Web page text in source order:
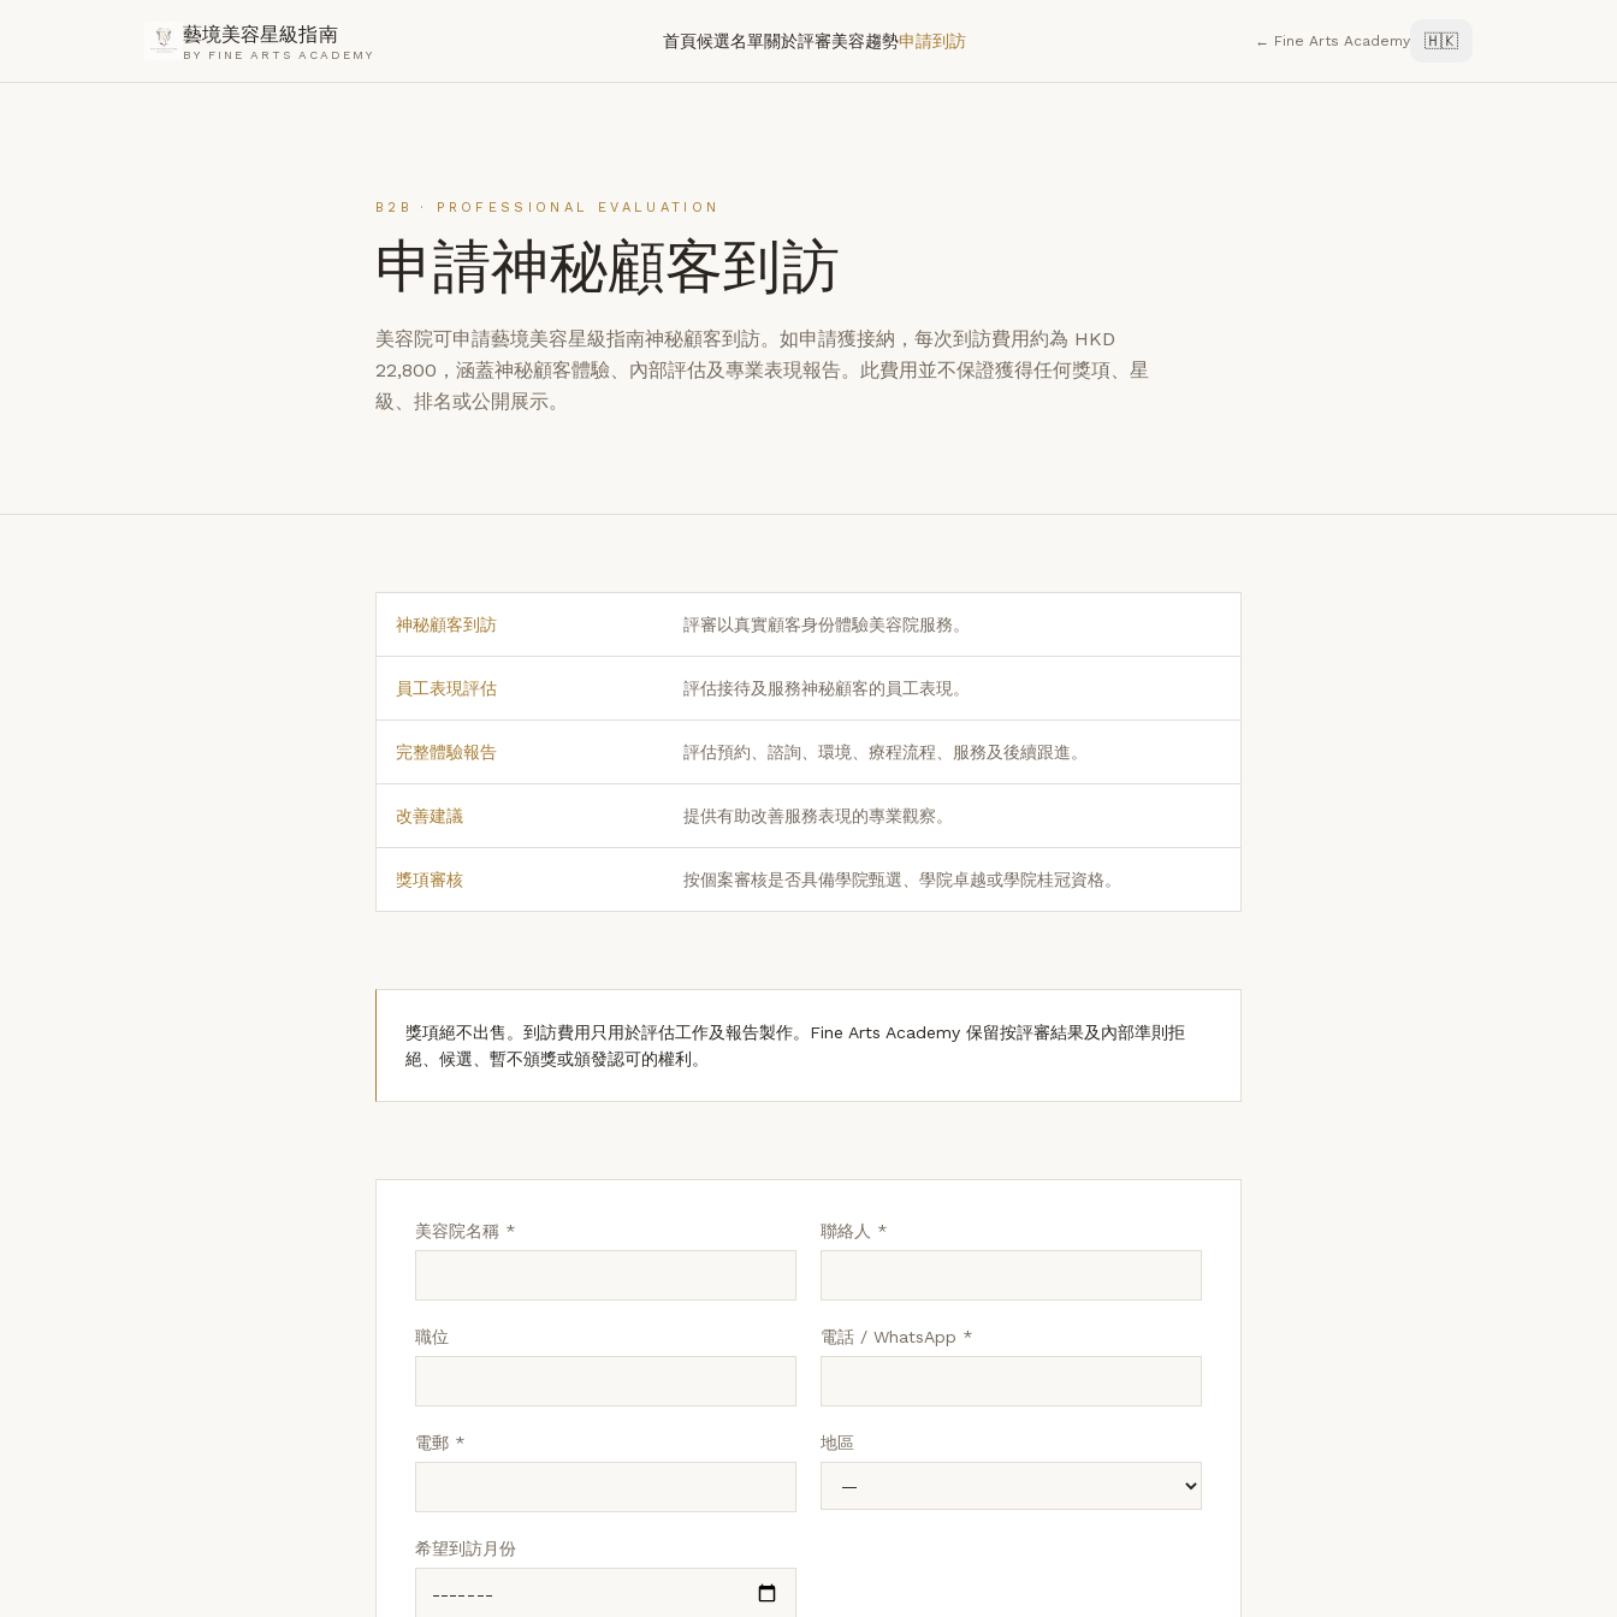
藝境美容星級指南
BY FINE ARTS ACADEMY
首頁候選名單關於評審美容趨勢申請到訪 ← Fine Arts Academy 🇭🇰
B2B · PROFESSIONAL EVALUATION
申請神秘顧客到訪
美容院可申請藝境美容星級指南神秘顧客到訪。如申請獲接納，每次到訪費用約為 HKD
22,800，涵蓋神秘顧客體驗、內部評估及專業表現報告。此費用並不保證獲得任何獎項、星
級、排名或公開展示。
神秘顧客到訪 評審以真實顧客身份體驗美容院服務。
員工表現評估 評估接待及服務神秘顧客的員工表現。
完整體驗報告 評估預約、諮詢、環境、療程流程、服務及後續跟進。
改善建議 提供有助改善服務表現的專業觀察。
獎項審核 按個案審核是否具備學院甄選、學院卓越或學院桂冠資格。
獎項絕不出售。到訪費用只用於評估工作及報告製作。Fine Arts Academy 保留按評審結果及內部準則拒
絕、候選、暫不頒獎或頒發認可的權利。
美容院名稱 * 聯絡人 *
職位 電話 / WhatsApp *
電郵 * 地區
希望到訪月份